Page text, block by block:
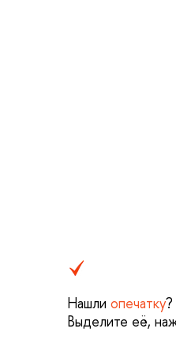
Нашли опечатку?
Выделите её,